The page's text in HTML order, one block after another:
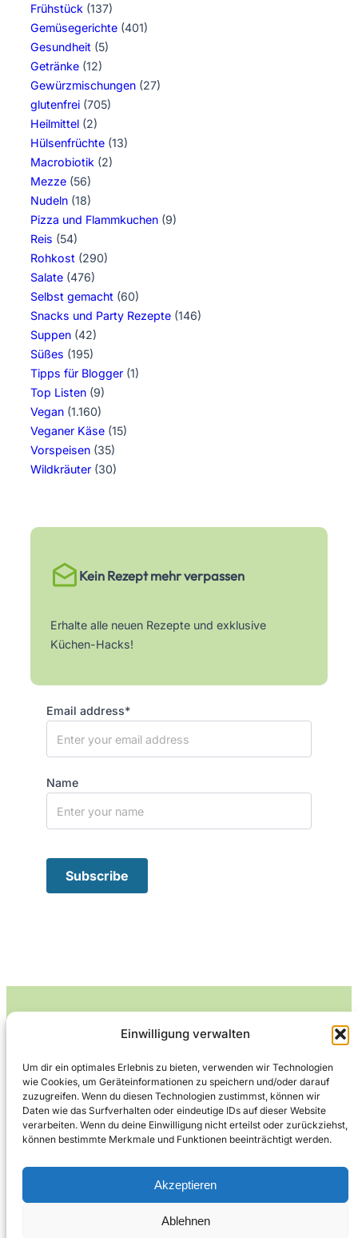
Einwilligung verwalten
Um dir ein optimales Erlebnis zu bieten, verwenden wir Technologien
wie Cookies, um Geräteinformationen zu speichern und/oder darauf
zuzugreifen. Wenn du diesen Technologien zustimmst, können wir
Daten wie das Surfverhalten oder eindeutige IDs auf dieser Website
verarbeiten. Wenn du deine Einwilligung nicht erteilst oder zurückziehst,
können bestimmte Merkmale und Funktionen beeinträchtigt werden.
Akzeptieren
Ablehnen
Frühstück (137)
Gemüsegerichte (401)
Gesundheit (5)
Getränke (12)
Gewürzmischungen (27)
glutenfrei (705)
Heilmittel (2)
Hülsenfrüchte (13)
Macrobiotik (2)
Mezze (56)
Nudeln (18)
Pizza und Flammkuchen (9)
Reis (54)
Rohkost (290)
Salate (476)
Selbst gemacht (60)
Snacks und Party Rezepte (146)
Suppen (42)
Süßes (195)
Tipps für Blogger (1)
Top Listen (9)
Vegan (1.160)
Veganer Käse (15)
Vorspeisen (35)
Wildkräuter (30)
Kein Rezept mehr verpassen
Erhalte alle neuen Rezepte und exklusive
Küchen-Hacks!
Email address*
Name
Leckerlife
Lecker essen – gesund leben.
Kontakt